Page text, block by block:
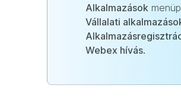
Alkalmazások
Vállalati
Webex hívás.